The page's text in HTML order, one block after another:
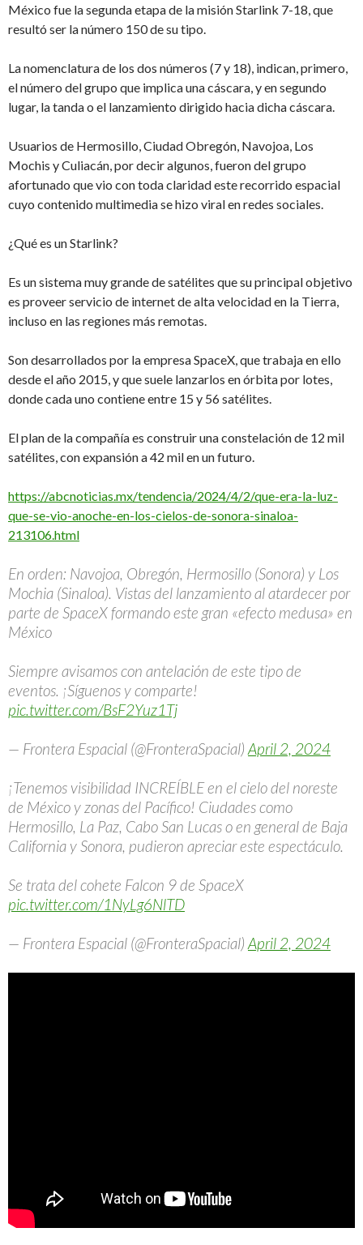
México fue la segunda etapa de la misión Starlink 7-18, que
resultó ser la número 150 de su tipo.
La nomenclatura de los dos números (7 y 18), indican, primero,
el número del grupo que implica una cáscara, y en segundo
lugar, la tanda o el lanzamiento dirigido hacia dicha cáscara.
Usuarios de Hermosillo, Ciudad Obregón, Navojoa, Los
Mochis y Culiacán, por decir algunos, fueron del grupo
afortunado que vio con toda claridad este recorrido espacial
cuyo contenido multimedia se hizo viral en redes sociales.
¿Qué es un Starlink?
Es un sistema muy grande de satélites que su principal objetivo
es proveer servicio de internet de alta velocidad en la Tierra,
incluso en las regiones más remotas.
Son desarrollados por la empresa SpaceX, que trabaja en ello
desde el año 2015, y que suele lanzarlos en órbita por lotes,
donde cada uno contiene entre 15 y 56 satélites.
El plan de la compañía es construir una constelación de 12 mil
satélites, con expansión a 42 mil en un futuro.
https://abcnoticias.mx/tendencia/2024/4/2/que-era-la-luz-
que-se-vio-anoche-en-los-cielos-de-sonora-sinaloa-
213106.html
En orden: Navojoa, Obregón, Hermosillo (Sonora) y Los
Mochia (Sinaloa). Vistas del lanzamiento al atardecer por
parte de SpaceX formando este gran «efecto medusa» en
México
Siempre avisamos con antelación de este tipo de
eventos. ¡Síguenos y comparte!
pic.twitter.com/BsF2Yuz1Tj
— Frontera Espacial (@FronteraSpacial) April 2, 2024
¡Tenemos visibilidad INCREÍBLE en el cielo del noreste
de México y zonas del Pacífico! Ciudades como
Hermosillo, La Paz, Cabo San Lucas o en general de Baja
California y Sonora, pudieron apreciar este espectáculo.
Se trata del cohete Falcon 9 de SpaceX
pic.twitter.com/1NyLg6NlTD
— Frontera Espacial (@FronteraSpacial) April 2, 2024